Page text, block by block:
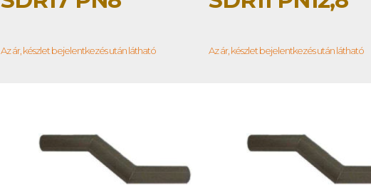
Az ár, készlet bejelentkezés után látható Az ár, készlet bejelentkezés után látható